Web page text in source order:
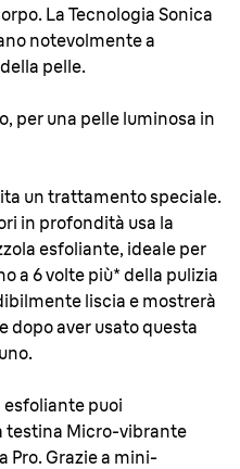
La Tecnologia Sonica
notevolmente a
pelle.
per una pelle luminosa in
un trattamento speciale.
in profondità usa la
esfoliante, ideale per
a 6 volte più* della pulizia
liscia e mostrerà
dopo aver usato questa
esfoliante puoi
testina Micro-vibrante
Pro. Grazie a mini-